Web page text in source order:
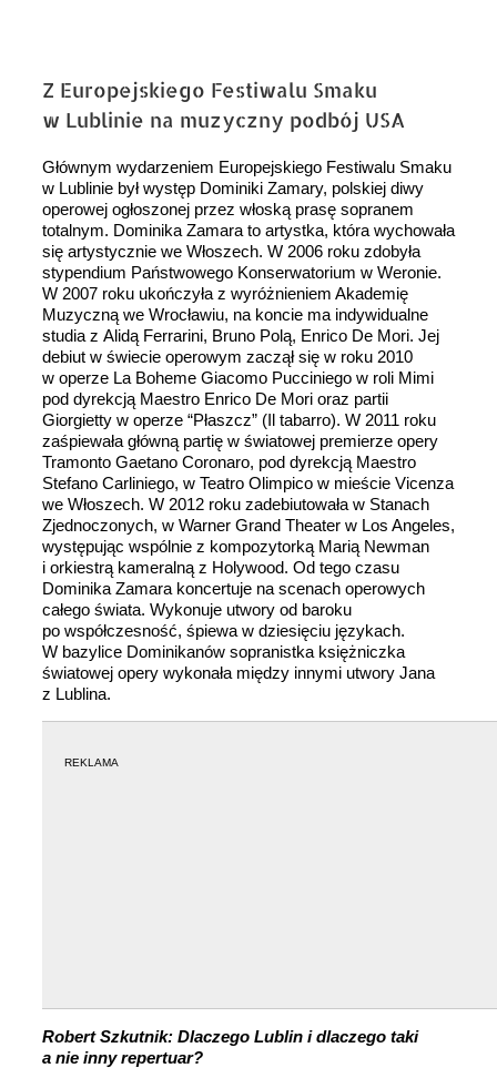
Z Europejskiego Festiwalu Smaku
w Lublinie na muzyczny podbój USA
Głównym wydarzeniem Europejskiego Festiwalu Smaku
w Lublinie był występ Dominiki Zamary, polskiej diwy
operowej ogłoszonej przez włoską prasę sopranem
totalnym. Dominika Zamara to artystka, która wychowała
się artystycznie we Włoszech. W 2006 roku zdobyła
stypendium Państwowego Konserwatorium w Weronie.
W 2007 roku ukończyła z wyróżnieniem Akademię
Muzyczną we Wrocławiu, na koncie ma indywidualne
studia z Alidą Ferrarini, Bruno Polą, Enrico De Mori. Jej
debiut w świecie operowym zaczął się w roku 2010
w operze La Boheme Giacomo Pucciniego w roli Mimi
pod dyrekcją Maestro Enrico De Mori oraz partii
Giorgietty w operze “Płaszcz” (Il tabarro). W 2011 roku
zaśpiewała główną partię w światowej premierze opery
Tramonto Gaetano Coronaro, pod dyrekcją Maestro
Stefano Carliniego, w Teatro Olimpico w mieście Vicenza
we Włoszech. W 2012 roku zadebiutowała w Stanach
Zjednoczonych, w Warner Grand Theater w Los Angeles,
występując wspólnie z kompozytorką Marią Newman
i orkiestrą kameralną z Holywood. Od tego czasu
Dominika Zamara koncertuje na scenach operowych
całego świata. Wykonuje utwory od baroku
po współczesność, śpiewa w dziesięciu językach.
W bazylice Dominikanów sopranistka księżniczka
światowej opery wykonała między innymi utwory Jana
z Lublina.
REKLAMA
Robert Szkutnik: Dlaczego Lublin i dlaczego taki
a nie inny repertuar?